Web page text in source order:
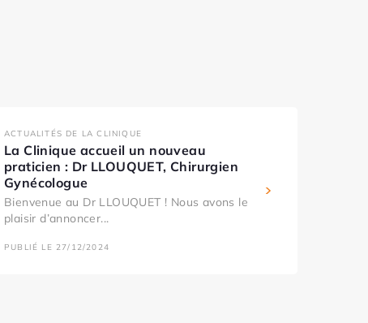
ACTUALITÉS DE LA CLINIQUE
La Clinique accueil un nouveau
praticien : Dr LLOUQUET, Chirurgien
Gynécologue
Bienvenue au Dr LLOUQUET ! Nous avons le
plaisir d’annoncer...
PUBLIÉ LE 27/12/2024